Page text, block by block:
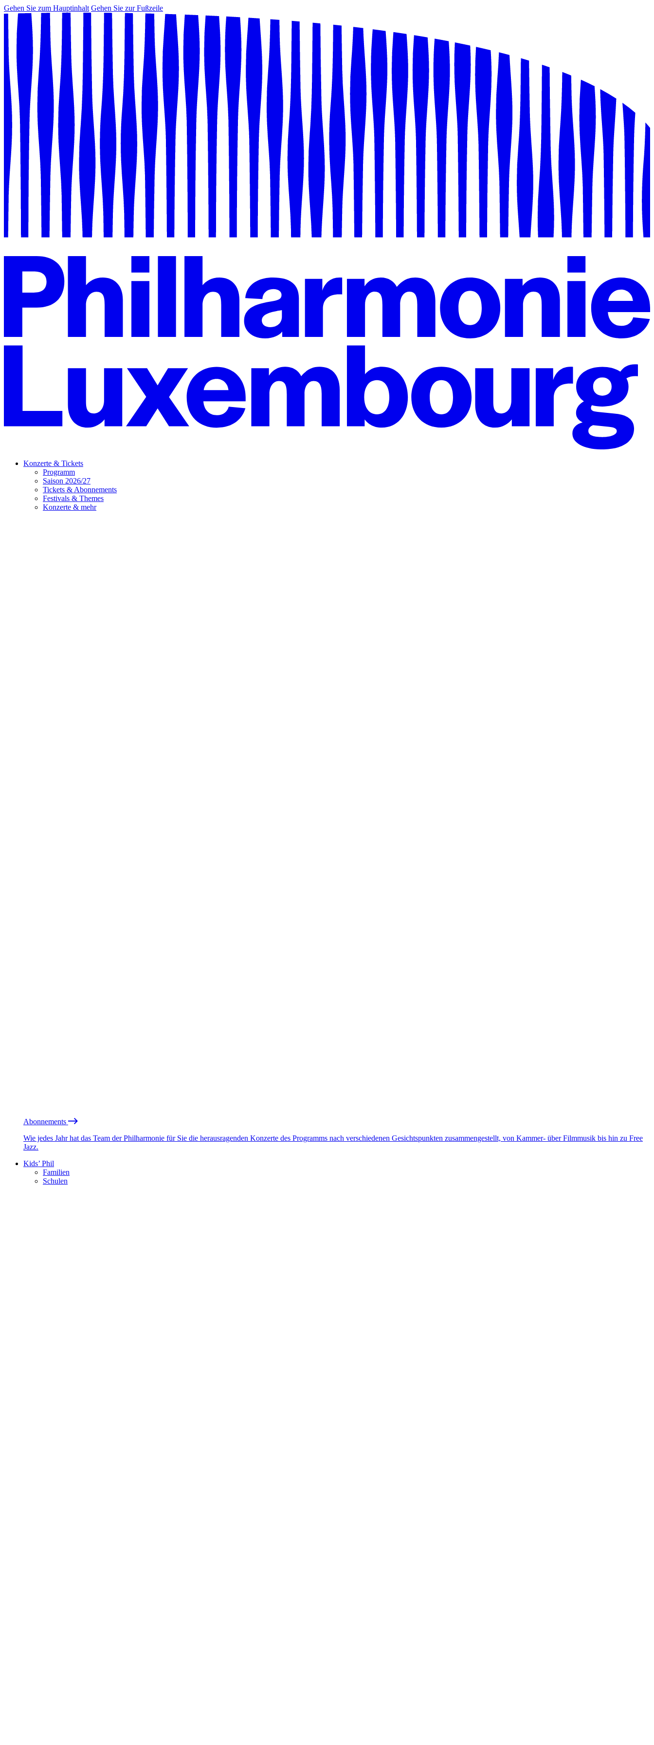
Gehen Sie zum Hauptinhalt Gehen Sie zur Fußzeile
Konzerte & Tickets
Programm
Saison 2026/27
Tickets & Abonnements
Festivals & Themes
Konzerte & mehr
Abonnements
Wie jedes Jahr hat das Team der Philharmonie für Sie die herausragenden Konzerte des Programms nach verschiedenen Gesichtspunkten zusammengestellt, von Kammer- über Filmmusik bis hin zu Free
Jazz.
Kids’ Phil
Familien
Schulen